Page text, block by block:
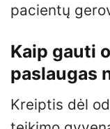
pacientų
Kaip gauti
paslaugas
Kreiptis dėl